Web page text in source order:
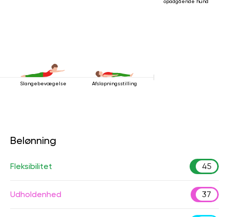
opadgående hund
Slangebevægelse Afslapningsstilling
Belønning
Fleksibilitet 45
Udholdenhed 37